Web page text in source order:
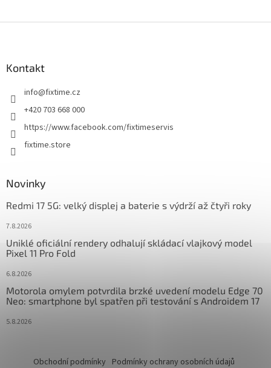
Kontakt
info@fixtime.cz
+420 703 668 000
https://www.facebook.com/fixtimeservis
fixtime.store
Novinky
Redmi 17 5G: velký displej a baterie s výdrží až čtyři roky
7.8.2026
Uniklé oficiální rendery odhalují skládací vlajkový model
Pixel 11 Pro Fold
6.8.2026
Motorola omylem potvrdila brzké uvedení modelu Edge 70
Neo: smartphone byl spatřen při testování s Androidem 17
5.8.2026
Obchodní podmínky Podmínky ochrany osobních údajů